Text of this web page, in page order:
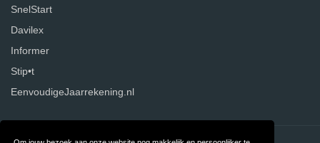
SnelStart
Davilex
Informer
Stip•t
EenvoudigeJaarrekening.nl